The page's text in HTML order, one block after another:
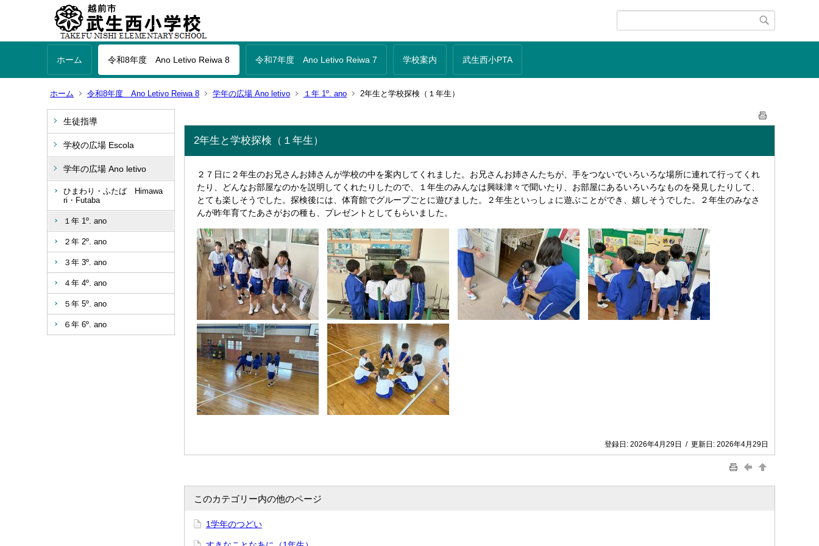
ホーム 令和8年度 Ano Letivo Reiwa 8 令和7年度 Ano Letivo Reiwa 7 学校案内 武生西小PTA
ホーム 令和8年度 Ano Letivo Reiwa 8 学年の広場 Ano letivo １年 1º. ano 2年生と学校探検（１年生）
生徒指導
学校の広場 Escola
学年の広場 Ano letivo
ひまわり・ふたば Himawa
ri・Futaba
１年 1º. ano
２年 2º. ano
３年 3º. ano
４年 4º. ano
５年 5º. ano
６年 6º. ano
2年生と学校探検（１年生）
２７日に２年生のお兄さんお姉さんが学校の中を案内してくれました。お兄さんお姉さんたちが、手をつないでいろいろな場所に連れて行ってくれ
たり、どんなお部屋なのかを説明してくれたりしたので、１年生のみんなは興味津々で聞いたり、お部屋にあるいろいろなものを発見したりして、
とても楽しそうでした。探検後には、体育館でグループごとに遊びました。２年生といっしょに遊ぶことができ、嬉しそうでした。２年生のみなさ
んが昨年育てたあさがおの種も、プレゼントとしてもらいました。
登録日: 2026年4月29日 / 更新日: 2026年4月29日
このカテゴリー内の他のページ
1学年のつどい